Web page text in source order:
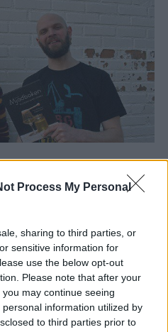
Process My Personal
sharing to third parties, or
sensitive information for
use the below opt-out
Please note that after your
may continue seeing
information utilized by
to third parties prior to
nu är det dags för första
han tar hjälp av...